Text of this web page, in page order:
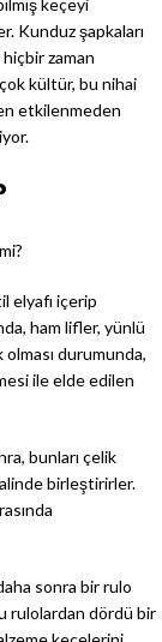
Kunduz şapkaları
zaman
kültür, bu nihai
etkilenmeden
elyafı içerip
ham lifler, yünlü
durumunda,
ile elde edilen
bunları çelik
birleştirirler.
sonra bir rulo
rulolardan dördü bir